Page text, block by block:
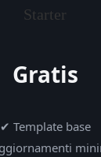
Starter
Gratis
✔ Template base